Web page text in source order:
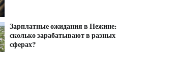
Зарплатные ожидания в Нежине:
сколько зарабатывают в разных
сферах?